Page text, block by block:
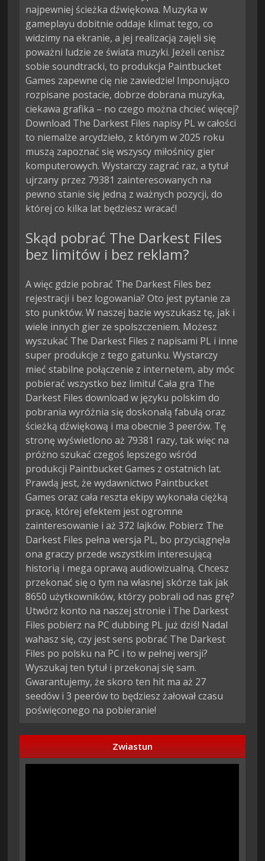
najpewniej ścieżka dźwiękowa. Muzyka w
gameplayu dobitnie oddaje klimat tego, co
widzimy na ekranie, a jej realizacją zajęli się
poważni ludzie ze świata muzyki. Jeżeli cenisz
sobie soundtracki, to produkcja Paintbucket
Games zapewne cię nie zawiedzie! Imponująco
rozpisane postacie, dobrze dobrana muzyka,
ciekawa grafika – no czego można chcieć więcej?
Download The Darkest Files napisy PL w całości
to niemalże arcydzieło, z którym w 2025 roku
muszą zapoznać się wszyscy miłośnicy gier
komputerowych. Wystarczy zagrać raz, a tytuł
ujrzany przez 79381 zainteresowanych na
pewno stanie się jedną z ważnych pozycji, do
której co kilka lat będziesz wracać!
Skąd pobrać The Darkest Files
bez limitów i bez reklam?
A więc gdzie pobrać The Darkest Files bez
rejestracji i bez logowania? Oto jest pytanie za
sto punktów. W naszej bazie wyszukasz tę, jak i
wiele innych gier ze spolszczeniem. Możesz
wyszukać The Darkest Files z napisami PL i inne
super produkcje z tego gatunku. Wystarczy
mieć stabilne połączenie z internetem, aby móc
pobierać wszystko bez limitu! Cała gra The
Darkest Files download w języku polskim do
pobrania wyróżnia się doskonałą fabułą oraz
ścieżką dźwiękową i ma obecnie 3 peerów. Tę
stronę wyświetlono aż 79381 razy, tak więc na
próżno szukać czegoś lepszego wśród
produkcji Paintbucket Games z ostatnich lat.
Prawdą jest, że wydawnictwo Paintbucket
Games oraz cała reszta ekipy wykonała ciężką
pracę, której efektem jest ogromne
zainteresowanie i aż 372 lajków. Pobierz The
Darkest Files pełna wersja PL, bo przyciągnęła
ona graczy przede wszystkim interesującą
historią i mega oprawą audiowizualną. Chcesz
przekonać się o tym na własnej skórze tak jak
8650 użytkowników, którzy pobrali od nas grę?
Utwórz konto na naszej stronie i The Darkest
Files pobierz na PC dubbing PL już dziś! Nadal
wahasz się, czy jest sens pobrać The Darkest
Files po polsku na PC i to w pełnej wersji?
Wyszukaj ten tytuł i przekonaj się sam.
Gwarantujemy, że skoro ten hit ma aż 27
seedów i 3 peerów to będziesz żałował czasu
poświęconego na pobieranie!
Zwiastun